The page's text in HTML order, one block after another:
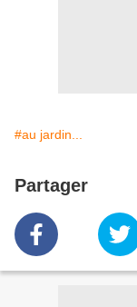
#au jardin...
Partager